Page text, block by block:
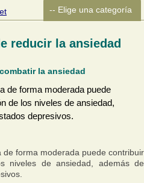
reducir la ansiedad
la ansiedad
de forma moderada puede
de los niveles de ansiedad,
depresivos.
forma moderada puede contribuir
niveles de ansiedad, además de